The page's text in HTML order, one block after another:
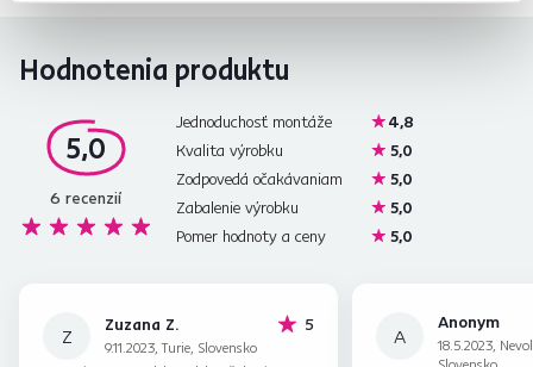
Hodnotenia produktu
5,0
6 recenzií
Jednoduchosť montáže
4,8
Kvalita výrobku
5,0
Zodpovedá očakávaniam
5,0
Zabalenie výrobku
5,0
Pomer hodnoty a ceny
5,0
Z Zuzana Z.
9.11.2023, Turie, Slovensko
5hviezdičiek
A
Anonym
18.5.2023,